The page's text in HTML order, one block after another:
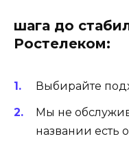
шага до
Ростелеком:
Выбирайте
Мы не
названии есть